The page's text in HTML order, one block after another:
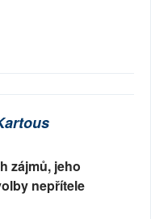
zájmů, jeho
nepřítele